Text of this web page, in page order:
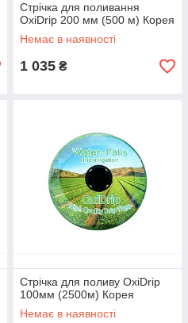
Стрічка для поливання
OxiDrip 200 мм (500 м) Корея
Немає в наявності
1 035 ₴
Стрічка для поливу OxiDrip
100мм (2500м) Корея
Немає в наявності